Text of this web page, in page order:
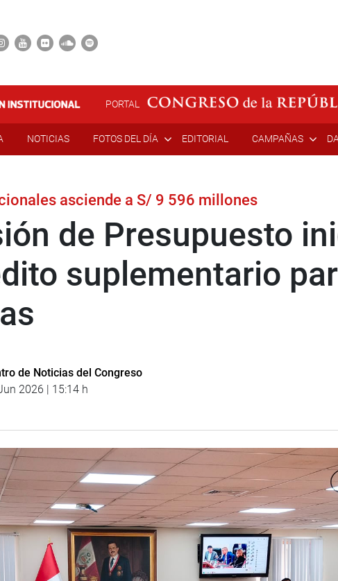
PORTAL
NOTICIAS FOTOS DEL DÍA EDITORIAL CAMPAÑAS
asciende a S/ 9 596 millones
de Presupuesto
suplementario
de Noticias del Congreso
2026 | 15:14 h